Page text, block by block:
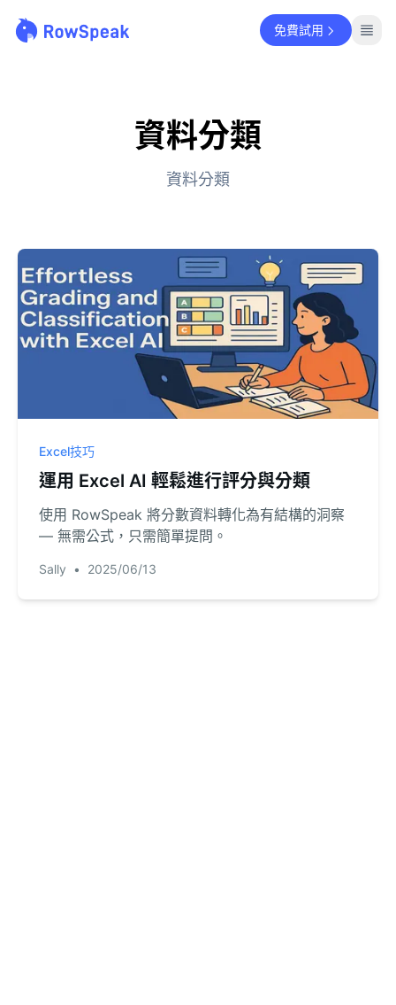
免費試用
資料分類
資料分類
Excel技巧
運用 Excel AI 輕鬆進行評分與分類
使用 RowSpeak 將分數資料轉化為有結構的洞察
— 無需公式，只需簡單提問。
Sally • 2025/06/13